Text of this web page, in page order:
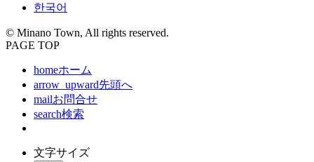
한국어
© Minano Town, All rights reserved.
PAGE TOP
homeホーム
arrow_upward先頭へ
mailお問合せ
search検索
文字サイズ